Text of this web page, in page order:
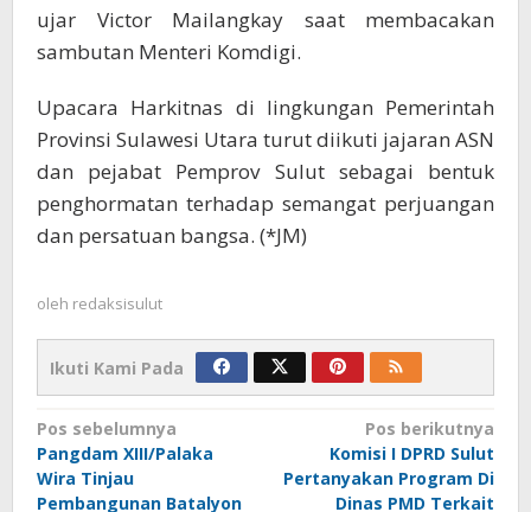
ujar Victor Mailangkay saat membacakan
sambutan Menteri Komdigi.
Upacara Harkitnas di lingkungan Pemerintah
Provinsi Sulawesi Utara turut diikuti jajaran ASN
dan pejabat Pemprov Sulut sebagai bentuk
penghormatan terhadap semangat perjuangan
dan persatuan bangsa. (*JM)
oleh redaksisulut
Ikuti Kami Pada
Navigasi
pos
Pos sebelumnya
Pangdam XIII/Palaka
Wira Tinjau
Pembangunan Batalyon
Pos berikutnya
Komisi I DPRD Sulut
Pertanyakan Program Di
Dinas PMD Terkait